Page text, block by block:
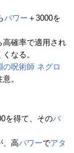
パワー ＋3000を
高確率で適用され
なる。
の呪術師 ネグロ
。
を得て、そのバ
、高パワーでアタ